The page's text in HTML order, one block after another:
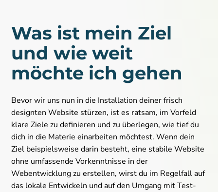
Was ist mein Ziel
und wie weit
möchte ich gehen
Bevor wir uns nun in die Installation deiner frisch
designten Website stürzen, ist es ratsam, im Vorfeld
klare Ziele zu definieren und zu überlegen, wie tief du
dich in die Materie einarbeiten möchtest. Wenn dein
Ziel beispielsweise darin besteht, eine stabile Website
ohne umfassende Vorkenntnisse in der
Webentwicklung zu erstellen, wirst du im Regelfall auf
das lokale Entwickeln und auf den Umgang mit Test-